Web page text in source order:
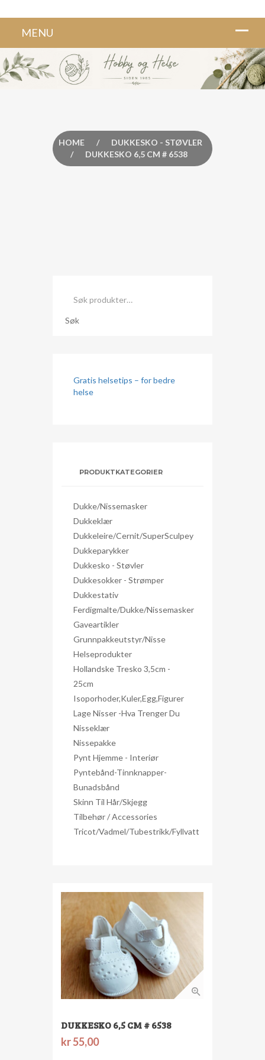
HOME /
DUKKESKO - STØVLER
/
DUKKESKO 6,5 CM # 6538
etter:
Søk
Gratis helsetips – for bedre
helse
PRODUKTKATEGORIER
Dukke/nissemasker
Dukkeklær
Dukkeleire/Cernit/SuperSculpey
Dukkeparykker
Dukkesko - Støvler
Dukkesokker - Strømper
Dukkestativ
Ferdigmalte/dukke/nissemasker
Gaveartikler
Grunnpakkeutstyr/nisse
Helseprodukter
Hollandske Tresko 3,5cm -
25cm
Isoporhoder,kuler,egg,figurer
Lage Nisser -hva Trenger Du
Nisseklær
Nissepakke
Pynt Hjemme - Interiør
Pyntebånd-Tinnknapper-
Bunadsbånd
Skinn Til Hår/skjegg
Tilbehør / Accessories
Tricot/Vadmel/Tubestrikk/Fyllvatt
DUKKESKO 6,5 CM # 6538
kr55,00